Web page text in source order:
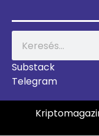
Substack
Telegram